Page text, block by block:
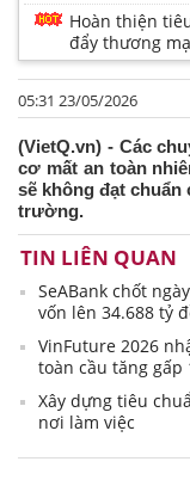
Hoàn thiện
đẩy thương
05:31 23/05/2026
(VietQ.vn) - Các
cơ mất an toàn
sẽ không đạt
trường.
TIN LIÊN QUAN
SeABank chốt
vốn lên 34.688 tỷ
VinFuture 2026
toàn cầu tăng gấp
Xây dựng tiêu
nơi làm việc